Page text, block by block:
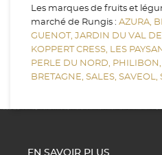
Les marques de fruits et
marché de Rungis : AZURA,
GUENOT, JARDIN DU VAL
KOPPERT CRESS, LES
PERLE DU NORD, PHILIBON,
BRETAGNE, SALES, SAVEOL,
EN SAVOIR PLUS